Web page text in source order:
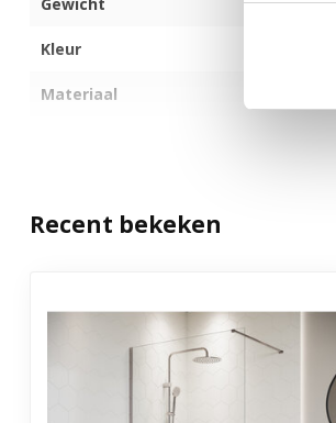
Kleur
Materiaal
Met stabilisatiestang
Aantal delen
Recent bekeken